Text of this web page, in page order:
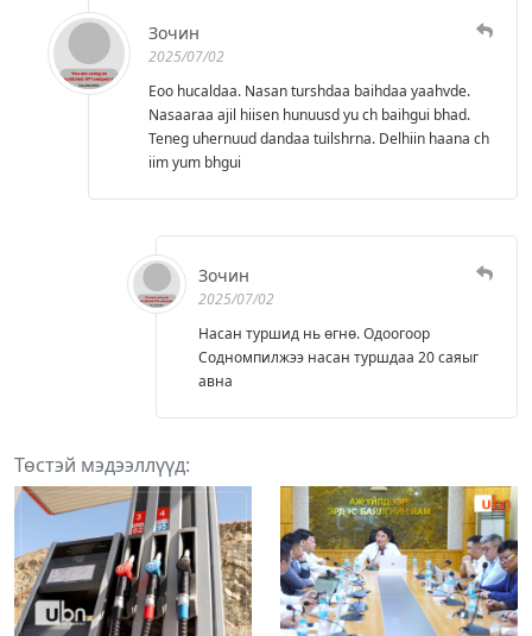
Зочин
2025/07/02
Eoo hucaldaa. Nasan turshdaa baihdaa yaahvde.
Nasaaraa ajil hiisen hunuusd yu ch baihgui bhad.
Teneg uhernuud dandaa tuilshrna. Delhiin haana ch
iim yum bhgui
Зочин
2025/07/02
Насан туршид нь өгнө. Одоогоор
Содномпилжээ насан туршдаа 20 саяыг
авна
Төстэй мэдээллүүд: